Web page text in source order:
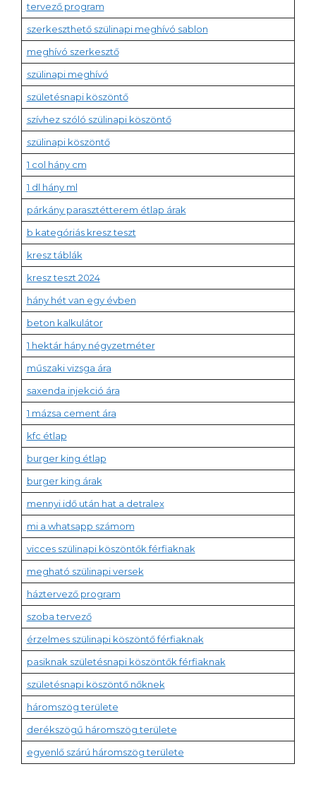
tervező program
szerkeszthető szülinapi meghívó sablon
meghívó szerkesztő
szülinapi meghívó
születésnapi köszöntő
szívhez szóló szülinapi köszöntő
szülinapi köszöntő
1 col hány cm
1 dl hány ml
párkány parasztétterem étlap árak
b kategóriás kresz teszt
kresz táblák
kresz teszt 2024
hány hét van egy évben
beton kalkulátor
1 hektár hány négyzetméter
műszaki vizsga ára
saxenda injekció ára
1 mázsa cement ára
kfc étlap
burger king étlap
burger king árak
mennyi idő után hat a detralex
mi a whatsapp számom
vicces szülinapi köszöntők férfiaknak
megható szülinapi versek
háztervező program
szoba tervező
érzelmes szülinapi köszöntő férfiaknak
pasiknak születésnapi köszöntők férfiaknak
születésnapi köszöntő nőknek
háromszög területe
derékszögű háromszög területe
egyenlő szárú háromszög területe